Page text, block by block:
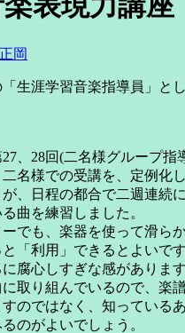
正岡
生涯学習音楽指導員」と
、28回(二名様グループ
名様での受講を、定例化し
、日程の都合で二週連続
曲を練習しました。
でも、楽器を使って滑ら
「利用」できるとよいです
腐心しすぎな感があります
取り組んでいるので、楽
のではなく、知っている
のがよいでしょう。